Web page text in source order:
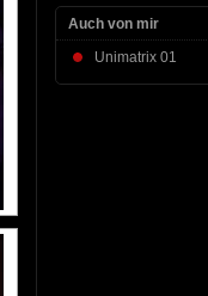
Auch von mir
Unimatrix 01